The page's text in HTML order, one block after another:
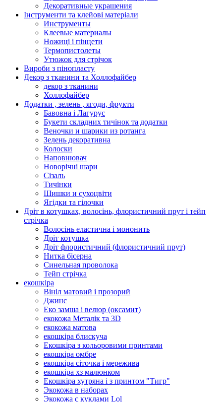
Декоративные украшения
Інструменти та клейові матеріали
Инструменты
Клеевые материалы
Ножиці і пінцети
Термопистолеты
Утюжок для стрічок
Вироби з пінопласту
Декор з тканини та Холлофайбер
декор з тканини
Холлофайбер
Додатки , зелень , ягоди, фрукти
Бавовна і Лагурус
Букети складних тичінок та додатки
Веночки и шарики из ротанга
Зелень декоративна
Колоски
Наповнювач
Новорічні шари
Сізаль
Тичінки
Шишки и сухоцвіти
Ягідки та гілочки
Дріт в котушках, волосінь, флористичний прут і тейп
стрічка
Волосінь еластична і мононить
Дріт котушка
Дріт флористичний (флористичний прут)
Нитка бісерна
Синельная проволока
Тейп стрічка
екошкіра
Вініл матовий і прозорий
Джинс
Еко замша і велюр (оксамит)
екокожа Металік та 3D
екокожа матова
екошкіра блискуча
Екошкіра з кольоровими принтами
екошкіра омбре
екошкіра сіточка і мережива
екошкіра хз малюнком
Екошкіра хутряна і з принтом "Тигр"
Экокожа в наборах
Экокожа с куклами Lol